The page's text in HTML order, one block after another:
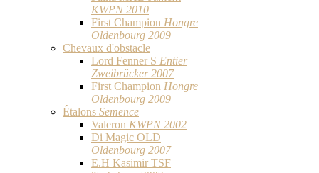
KWPN 2010
First Champion Hongre
Oldenbourg 2009
Chevaux d'obstacle
Lord Fenner S Entier
Zweibrücker 2007
First Champion Hongre
Oldenbourg 2009
Étalons Semence
Valeron KWPN 2002
Di Magic OLD
Oldenbourg 2007
E.H Kasimir TSF